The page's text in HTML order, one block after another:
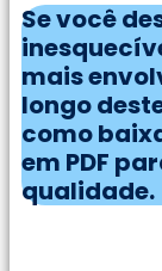
Se você
mais
longo
como
em PDF
qualidade.